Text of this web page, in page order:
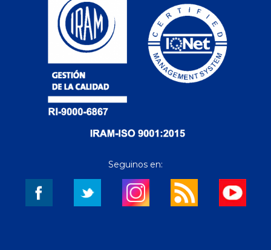
Seguinos en: